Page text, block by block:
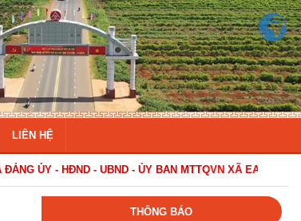
LIÊN HỆ
HĐND - UBND - ỦY BAN MTTQVN XÃ EA KAR
THÔNG BÁO
Thông báo Tuyển lao động Việt Nam vào
các vị trí dự kiến tuyển dụng người lao động
nước ngoài
Thông báo các khóa đào tạo năm học 2026-
2027